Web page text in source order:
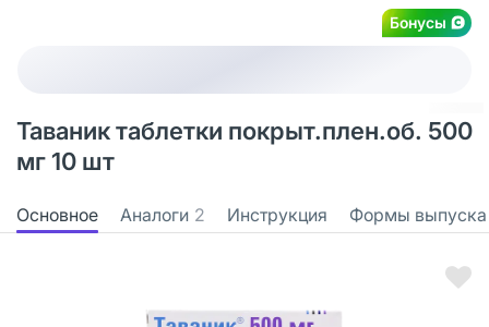
Бонусы
Таваник таблетки покрыт.плен.об. 500
мг 10 шт
Основное Аналоги 2 Инструкция Формы выпуска